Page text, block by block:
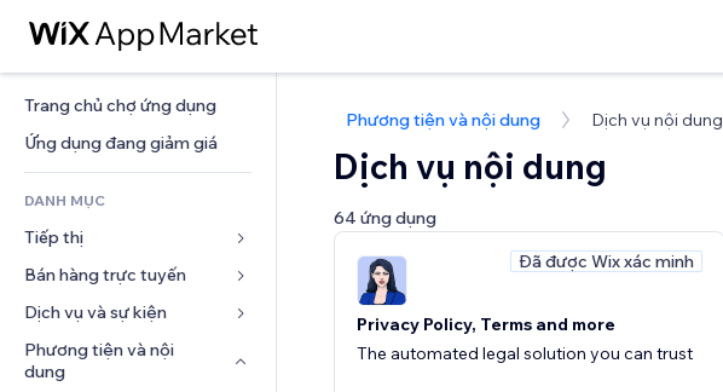
Trang chủ chợ ứng dụng
Ứng dụng đang giảm giá
DANH MỤC
Tiếp thị
Quảng cáo
Di động
Phân tích
Xã hội
Bán hàng trực tuyến
Ứng dụng cho Cửa hàng
Vận chuyển và Giao hàng
Nút bán hàng
Dịch vụ và sự kiện
Khách sạn
Sự kiện
Phương tiện và nội
dung
Phương tiện và nội dung Dịch vụ nội dung
Dịch vụ nội dung
64 ứng dụng
Đã được Wix xác minh
Privacy Policy, Terms and more
The automated legal solution you can trust